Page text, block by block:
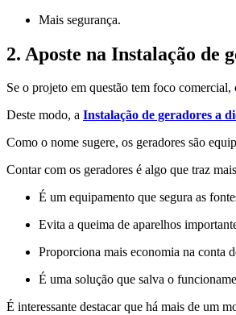
Mais segurança.
2. Aposte na Instalação de
Se o projeto em questão tem foco
Deste modo, a Instalação de geradores a
Como o nome sugere, os geradores são
Contar com os geradores é algo que traz
É um equipamento que segura as
Evita a queima de aparelhos
Proporciona mais economia na conta
É uma solução que salva o
É interessante destacar que há mais de um